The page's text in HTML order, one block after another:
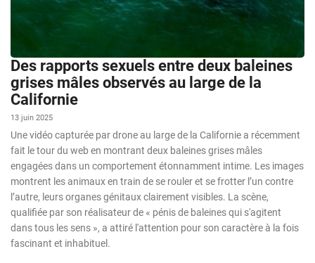
Des rapports sexuels entre deux baleines
grises mâles observés au large de la
Californie
13 juin 2025
Une vidéo capturée par drone au large de la Californie a récemment
fait le tour du web en montrant deux baleines grises mâles
engagées dans un comportement étonnamment intime. Les images
montrent les animaux en train de se rouler et se frotter l’un contre
l’autre, leurs organes génitaux clairement visibles. La scène,
qualifiée par son réalisateur de « pénis de baleines qui s'agitent
dans tous les sens », a attiré l'attention pour son caractère à la fois
fascinant et inhabituel.